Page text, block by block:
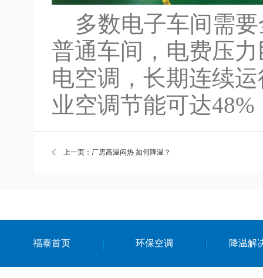
多数电子车间需要
普通车间，电费压
电空调，长期连续
业空调节能可达
上一页：厂房高温闷热 如何降温？
福泰首页 环保空调 降温解